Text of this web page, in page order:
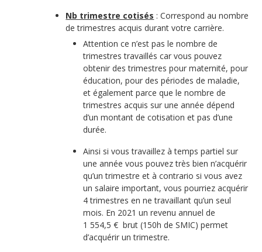
Nb trimestre cotisés : Correspond au nombre
de trimestres acquis durant votre carrière.
Attention ce n’est pas le nombre de
trimestres travaillés car vous pouvez
obtenir des trimestres pour maternité, pour
éducation, pour des périodes de maladie,
et également parce que le nombre de
trimestres acquis sur une année dépend
d’un montant de cotisation et pas d’une
durée.
Ainsi si vous travaillez à temps partiel sur
une année vous pouvez très bien n’acquérir
qu’un trimestre et à contrario si vous avez
un salaire important, vous pourriez acquérir
4 trimestres en ne travaillant qu’un seul
mois. En 2021 un revenu annuel de
1 554,5 € brut (150h de SMIC) permet
d’acquérir un trimestre.